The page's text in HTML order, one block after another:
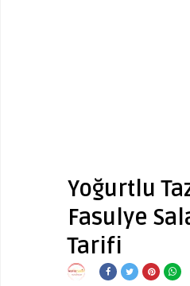
Yoğurtlu
Fasulye
Tarifi